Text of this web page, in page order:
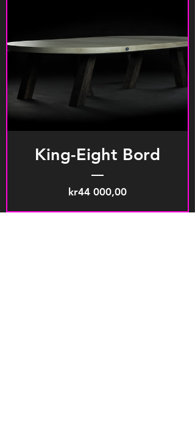
King-Eight Bord
kr44 000,00Pris